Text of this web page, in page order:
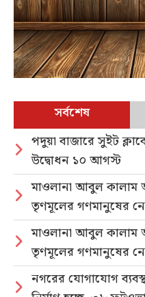
সর্বশেষ
পদুয়া বাজারে সুইট
উদ্বোধন ১০ আগস্ট
মাওলানা আবুল কালাম
তৃণমূলের গণমানুষের
মাওলানা আবুল কালাম
তৃণমূলের গণমানুষের
নগরের যোগাযোগ